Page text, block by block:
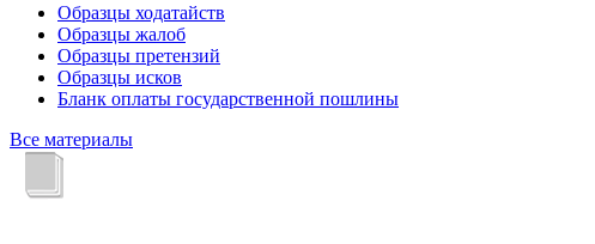
Образцы ходатайств
Образцы жалоб
Образцы претензий
Образцы исков
Бланк оплаты государственной пошлины
Все материалы